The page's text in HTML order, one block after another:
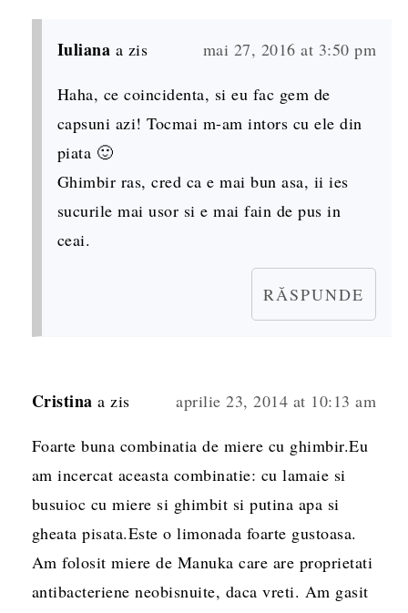
Iuliana a zis mai 27, 2016 at 3:50 pm
Haha, ce coincidenta, si eu fac gem de
capsuni azi! Tocmai m-am intors cu ele din
piata 🙂
Ghimbir ras, cred ca e mai bun asa, ii ies
sucurile mai usor si e mai fain de pus in
ceai.
RĂSPUNDE
Cristina a zis aprilie 23, 2014 at 10:13 am
Foarte buna combinatia de miere cu ghimbir.Eu
am incercat aceasta combinatie: cu lamaie si
busuioc cu miere si ghimbit si putina apa si
gheata pisata.Este o limonada foarte gustoasa.
Am folosit miere de Manuka care are proprietati
antibacteriene neobisnuite, daca vreti. Am gasit